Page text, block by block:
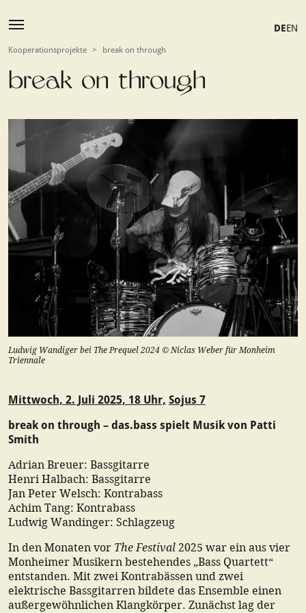
DEEN
Kooperationsprojekte > break on through
break on through
Ludwig Wandiger bei The Prequel 2024 © Niclas Weber für Monheim
Triennale
Mittwoch, 2. Juli 2025, 18 Uhr, Sojus 7
break on through – das.bass spielt Musik von Patti
Smith
Adrian Breuer: Bassgitarre
Henri Halbach: Bassgitarre
Jan Peter Welsch: Kontrabass
Achim Tang: Kontrabass
Ludwig Wandinger: Schlagzeug
In den Monaten vor The Festival 2025 war ein aus vier
Monheimer Musikern bestehendes „Bass Quartett“
entstanden. Mit zwei Kontrabässen und zwei
elektrische Bassgitarren bildete das Ensemble einen
außergewöhnlichen Klangkörper. Zunächst lag der